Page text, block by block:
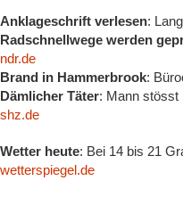
Anklageschrift verlesen:
Radschnellwege werden
ndr.de
Brand in Hammerbrook:
Dämlicher Täter: Mann stösst
shz.de
Wetter heute: Bei 14 bis 21
wetterspiegel.de